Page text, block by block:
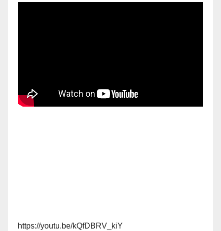
https://youtu.be/kQfDBRV_kiY